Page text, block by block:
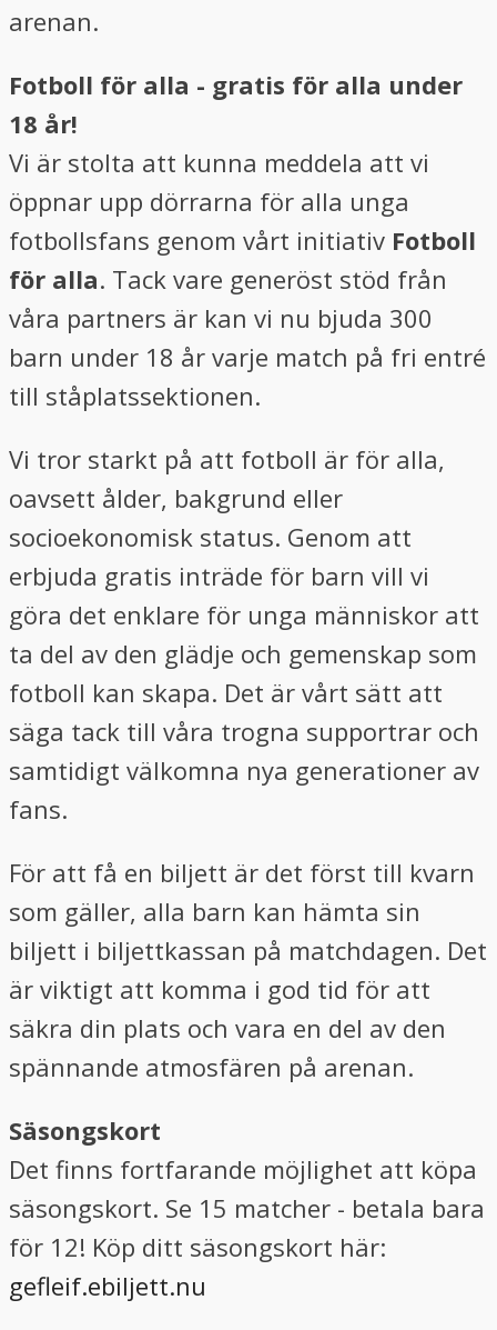
arenan.
Fotboll för alla - gratis för alla under
18 år!
Vi är stolta att kunna meddela att vi
öppnar upp dörrarna för alla unga
fotbollsfans genom vårt initiativ Fotboll
för alla. Tack vare generöst stöd från
våra partners är kan vi nu bjuda 300
barn under 18 år varje match på fri entré
till ståplatssektionen.
Vi tror starkt på att fotboll är för alla,
oavsett ålder, bakgrund eller
socioekonomisk status. Genom att
erbjuda gratis inträde för barn vill vi
göra det enklare för unga människor att
ta del av den glädje och gemenskap som
fotboll kan skapa. Det är vårt sätt att
säga tack till våra trogna supportrar och
samtidigt välkomna nya generationer av
fans.
För att få en biljett är det först till kvarn
som gäller, alla barn kan hämta sin
biljett i biljettkassan på matchdagen. Det
är viktigt att komma i god tid för att
säkra din plats och vara en del av den
spännande atmosfären på arenan.
Säsongskort
Det finns fortfarande möjlighet att köpa
säsongskort. Se 15 matcher - betala bara
för 12! Köp ditt säsongskort här:
gefleif.ebiljett.nu